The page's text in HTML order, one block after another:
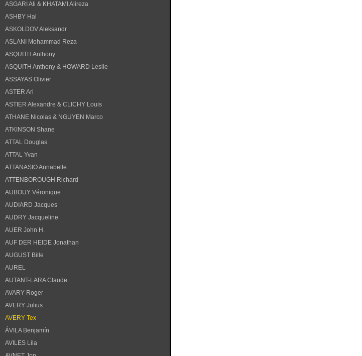
ASGARI Ali & KHATAMI Alireza
ASHBY Hal
ASKOLDOV Aleksandr
ASLANI Mohammad Reza
ASQUITH Anthony
ASQUITH Anthony & HOWARD Leslie
ASSAYAS Olivier
ASTER Ari
ASTIER Alexandre & CLICHY Louis
ATHANE Nicolas & NGUYEN Marco
ATKINSON Shane
ATTAL Douglas
ATTAL Yvan
ATTANASIO Annabelle
ATTENBOROUGH Richard
AUBOUY Véronique
AUDIARD Jacques
AUDRY Jacqueline
AUER John H.
AUF DER HEIDE Jonathan
AUGUST Bille
AUREL
AUTANT-LARA Claude
AVARY Roger
AVERY Julius
AVERY Tex
ÁVILA Benjamín
AVILES Lila